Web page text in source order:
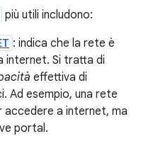
più utili includono:
: indica che la rete è
internet. Si tratta di
effettiva di
Ad esempio, una rete
a internet, ma
portal.